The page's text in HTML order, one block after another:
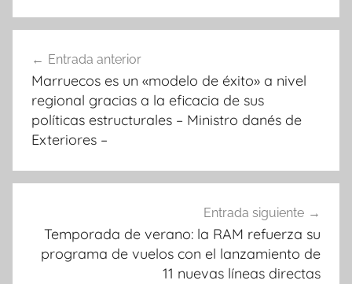
de
entradas
Entrada anterior
Marruecos es un «modelo de éxito» a nivel
regional gracias a la eficacia de sus
políticas estructurales – Ministro danés de
Exteriores –
Entrada siguiente
Temporada de verano: la RAM refuerza su
programa de vuelos con el lanzamiento de
11 nuevas líneas directas